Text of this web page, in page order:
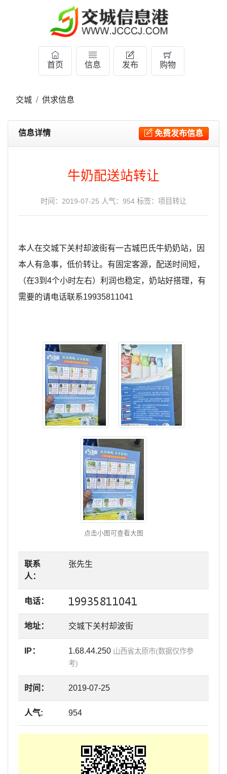
首页 信息 发布 购物
交城 供求信息
信息详情 免费发布信息
牛奶配送站转让
时间：2019-07-25 人气：954 标签： 项目转让
本人在交城下关村却波街有一古城巴氏牛奶奶站，因
本人有急事，低价转让。有固定客源，配送时间短，
（在3到4个小时左右）利润也稳定，奶站好搭理，有
需要的请电话联系19935811041
点击小图可查看大图
联系
人：
张先生
电话：
地址： 交城下关村却波街
IP： 1.68.44.250 山西省太原市(数据仅作参
考)
时间： 2019-07-25
人气: 954